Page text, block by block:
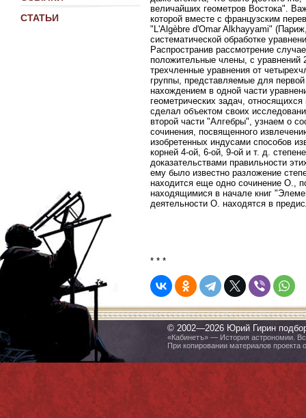
СТАТЬИ
величайших геометров Востока".
которой вместе с французским
"L'Algèbre d'Omar Alkhayyami"
систематической обработке
Распространив рассмотрение
положительные члены, с уравнений
трехчленные уравнения от
группы, представляемые для
нахождением в одной части
геометрических задач,
сделал объектом своих
второй части "Алгебры", узнаем о
сочинения, посвященного
изобретенных индусами способов
корней 4-ой, 6-ой, 9-ой и т. д.
доказательствами правильности
ему было известно разложение
находится еще одно сочинение О.,
находящимися в начале книг
деятельности О. находятся в
* * *
© 2002—2026 Юрий Гирин
«Кабинетъ» — История астрономии.
При копировании материалов проекта